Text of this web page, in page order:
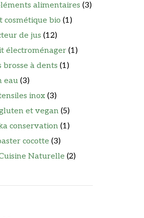
alimentaires (3)
cosmétique bio (1)
de jus (12)
électroménager (1)
à dents (1)
eau (3)
inox (3)
et vegan (5)
conservation (1)
cocotte (3)
Naturelle (2)